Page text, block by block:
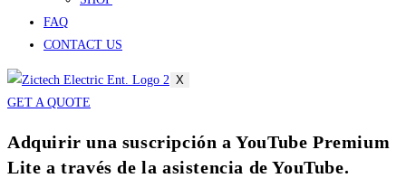
FAQ
CONTACT US
X
GET A QUOTE
Adquirir una suscripción a YouTube Premium
Lite a través de la asistencia de YouTube.